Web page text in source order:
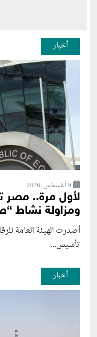
أخبار
9 أغسطس ,2026
لأول مرة..
ومزاولة نشاط
أصدرت الهيئة العامة
تأسيس...
أخبار